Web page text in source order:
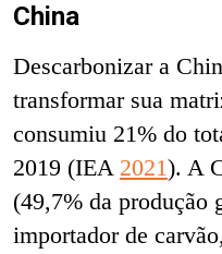
China
Descarbonizar a
transformar sua
consumiu 21% do
2019 (IEA 2021). A
(49,7% da produção
importador de